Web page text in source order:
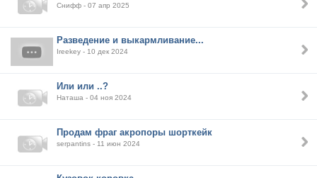
Снифф - 07 апр 2025
Разведение и выкармливание...
Ireekey - 10 дек 2024
Или или ..?
Наташа - 04 ноя 2024
Продам фраг акропоры шорткейк
serpantins - 11 июн 2024